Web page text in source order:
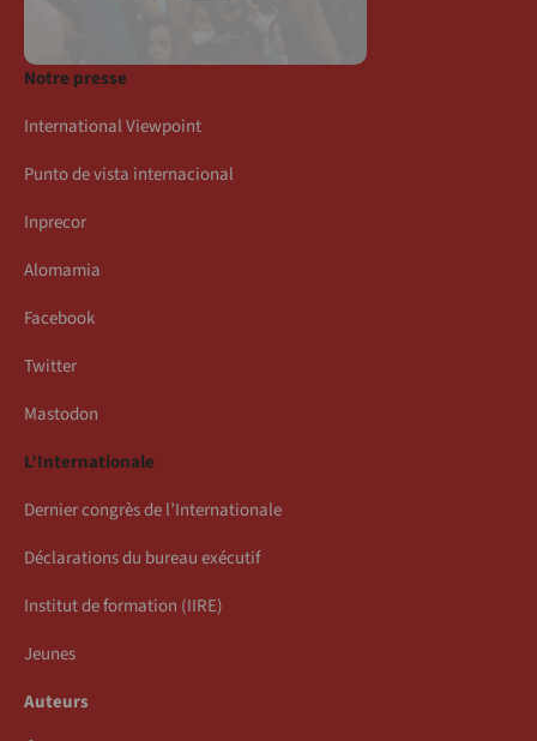
Notre presse
International Viewpoint
Punto de vista internacional
Inprecor
Alomamia
Facebook
Twitter
Mastodon
L’Internationale
Dernier congrès de l’Internationale
Déclarations du bureau exécutif
Institut de formation (IIRE)
Jeunes
Auteurs